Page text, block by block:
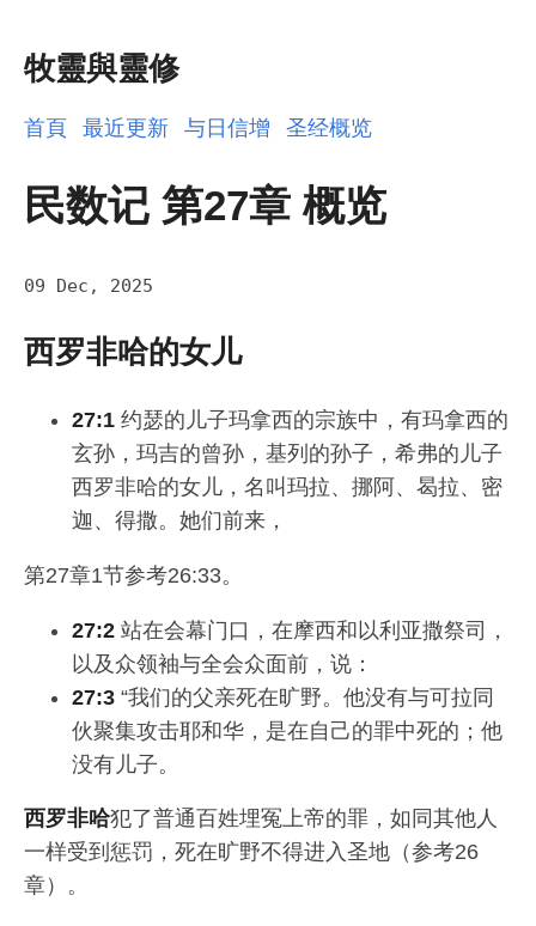
牧靈與靈修
首頁 最近更新 与日信增 圣经概览
民数记 第27章 概览
09 Dec, 2025
西罗非哈的女儿
27:1 约瑟的儿子玛拿西的宗族中，有玛拿西的
玄孙，玛吉的曾孙，基列的孙子，希弗的儿子
西罗非哈的女儿，名叫玛拉、挪阿、曷拉、密
迦、得撒。她们前来，
第27章1节参考26:33。
27:2 站在会幕门口，在摩西和以利亚撒祭司，
以及众领袖与全会众面前，说：
27:3 “我们的父亲死在旷野。他没有与可拉同
伙聚集攻击耶和华，是在自己的罪中死的；他
没有儿子。
西罗非哈犯了普通百姓埋冤上帝的罪，如同其他人
一样受到惩罚，死在旷野不得进入圣地（参考26
章）。